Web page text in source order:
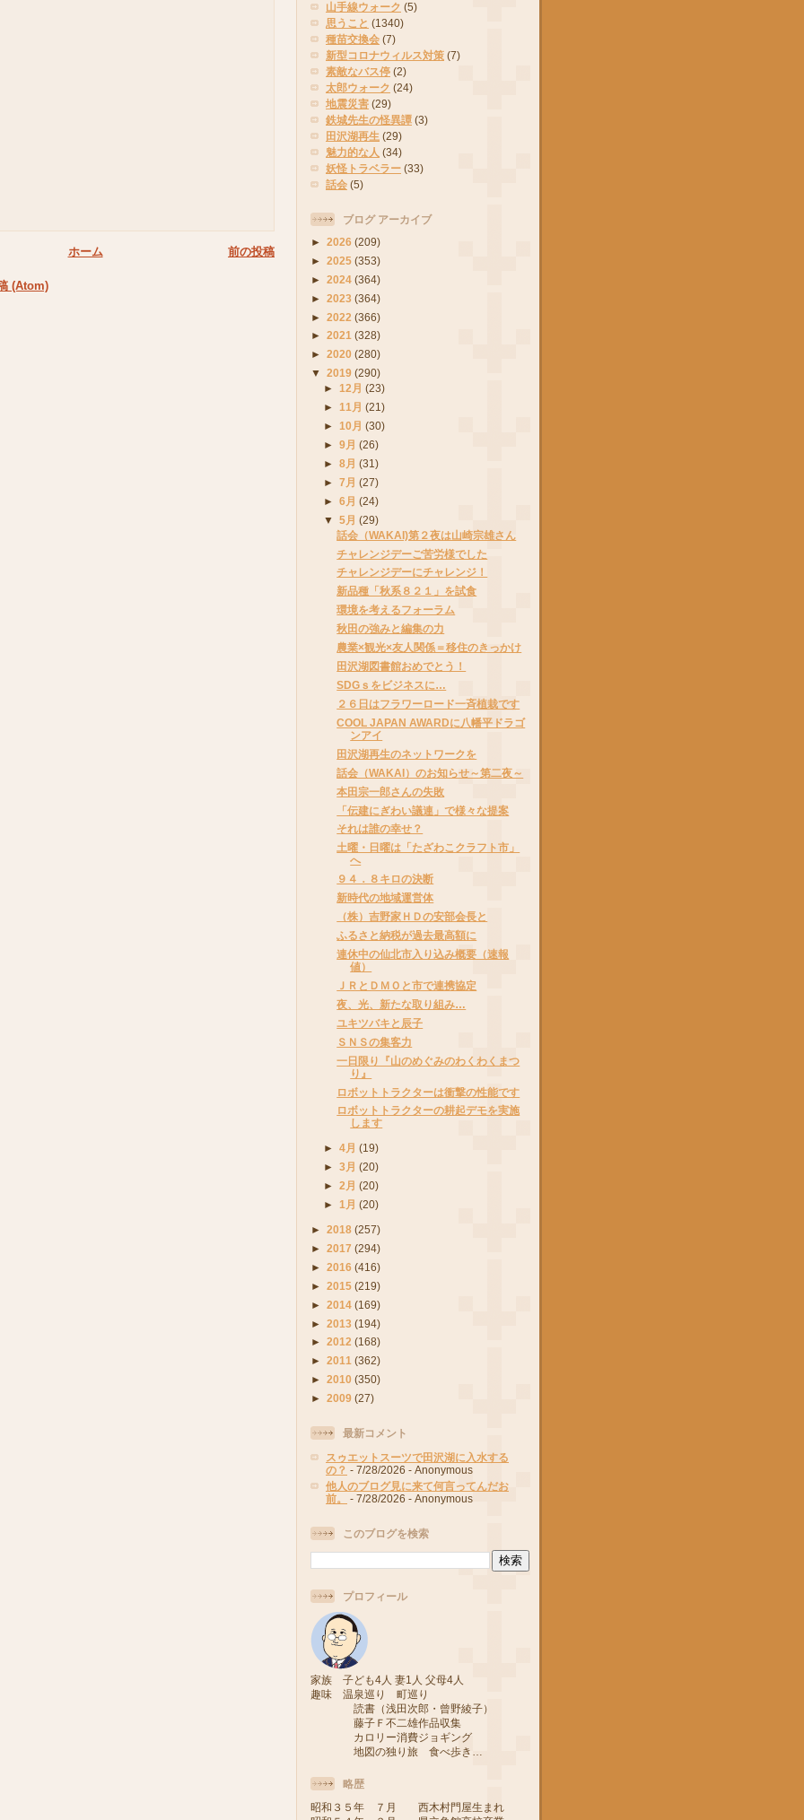
前の投稿
ホーム
(Atom)
山手線ウォーク (5)
思うこと (1340)
種苗交換会 (7)
新型コロナウィルス対策 (7)
素敵なバス停 (2)
太郎ウォーク (24)
地震災害 (29)
鉄城先生の怪異譚 (3)
田沢湖再生 (29)
魅力的な人 (34)
妖怪トラベラー (33)
話会 (5)
ブログ アーカイブ
► 2026 (209)
► 2025 (353)
► 2024 (364)
► 2023 (364)
► 2022 (366)
► 2021 (328)
► 2020 (280)
▼ 2019 (290)
► 12月(23)
► 11月(21)
► 10月(30)
►9月(26)
►8月(31)
►7月(27)
►6月(24)
▼5月(29)
話会（WAKAI)第２夜は山崎宗雄さん
チャレンジデーご苦労様でした
チャレンジデーにチャレンジ！
新品種「秋系８２１」を試食
環境を考えるフォーラム
秋田の強みと編集の力
農業×観光×友人関係＝移住のきっかけ
田沢湖図書館おめでとう！
SDGｓをビジネスに…
２６日はフラワーロード一斉植栽です
COOL JAPAN AWARDに八幡平ドラゴ
ンアイ
田沢湖再生のネットワークを
話会（WAKAI）のお知らせ～第二夜～
本田宗一郎さんの失敗
「伝建にぎわい議連」で様々な提案
それは誰の幸せ？
土曜・日曜は「たざわこクラフト市」
へ
９４．８キロの決断
新時代の地域運営体
（株）吉野家ＨＤの安部会長と
ふるさと納税が過去最高額に
連休中の仙北市入り込み概要（速報
値）
ＪＲとＤＭＯと市で連携協定
夜、光、新たな取り組み…
ユキツバキと辰子
ＳＮＳの集客力
一日限り『山のめぐみのわくわくまつ
り』
ロボットトラクターは衝撃の性能です
ロボットトラクターの耕起デモを実施
します
►4月(19)
►3月(20)
►2月(20)
► 1月(20)
► 2018 (257)
► 2017 (294)
► 2016 (416)
► 2015 (219)
► 2014 (169)
► 2013 (194)
► 2012 (168)
► 2011 (362)
► 2010 (350)
► 2009 (27)
最新コメント
スゥエットスーツで田沢湖に入水する
の？ - 7/28/2026 - Anonymous
他人のブログ見に来て何言ってんだお
前。
- 7/28/2026 - Anonymous
このブログを検索
プロフィール
家族 子ども4人 妻1人 父母4人
趣味 温泉巡り 町巡り
読書（浅田次郎・曾野綾子）
藤子Ｆ不二雄作品収集
カロリー消費ジョギング
地図の独り旅 食べ歩き…
略歴
昭和３５年 ７月 西木村門屋生まれ